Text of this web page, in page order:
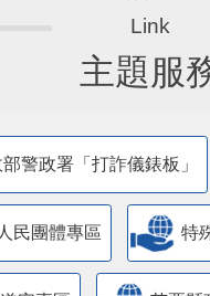
主題服
警政署「打詐儀錶板」
民團體專區 特